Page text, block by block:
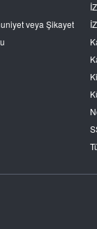
veya Şikayet